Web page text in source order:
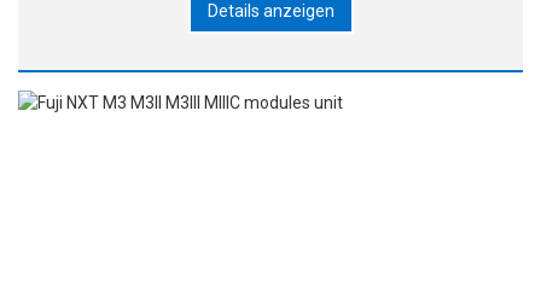
seiner Klasse; 5 % schneller als der YSM20. ▶Mit einem
Details anzeigen